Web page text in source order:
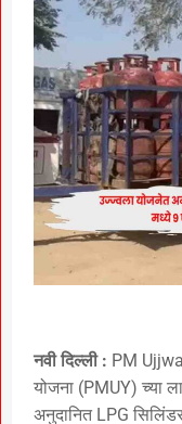
नवी दिल्ली : PM
योजना (PMUY) च्या
अनुदानित LPG